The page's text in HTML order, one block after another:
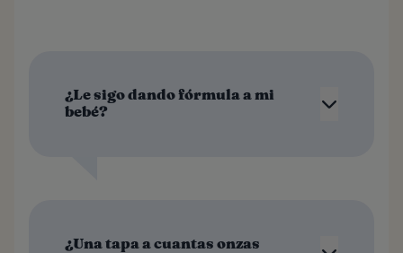
¿Le sigo dando fórmula a mi
bebé?
¿Una tapa a cuantas onzas